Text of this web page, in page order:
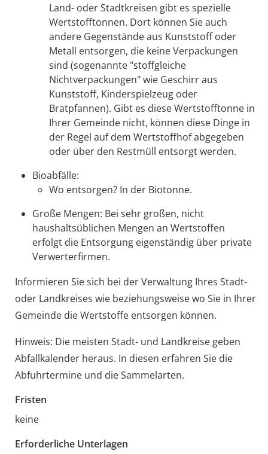
Land- oder Stadtkreisen gibt es spezielle
Wertstofftonnen. Dort können Sie auch
andere Gegenstände aus Kunststoff oder
Metall entsorgen, die keine Verpackungen
sind (sogenannte "stoffgleiche
Nichtverpackungen"wie Geschirr aus
Kunststoff, Kinderspielzeug oder
Bratpfannen). Gibt es diese Wertstofftonne in
Ihrer Gemeinde nicht, können diese Dinge in
der Regel auf dem Wertstoffhof abgegeben
oder über den Restmüll entsorgt werden.
Bioabfälle:
Wo entsorgen? In der Biotonne.
Große Mengen: Bei sehr großen, nicht
haushaltsüblichen Mengen an Wertstoffen
erfolgt die Entsorgung eigenständig über private
Verwerterfirmen.
Informieren Sie sich bei der Verwaltung Ihres Stadt-
oder Landkreises wie beziehungsweise wo Sie in Ihrer
Gemeinde die Wertstoffe entsorgen können.
Hinweis: Die meisten Stadt- und Landkreise geben
Abfallkalender heraus. In diesen erfahren Sie die
Abfuhrtermine und die Sammelarten.
Fristen
keine
Erforderliche Unterlagen